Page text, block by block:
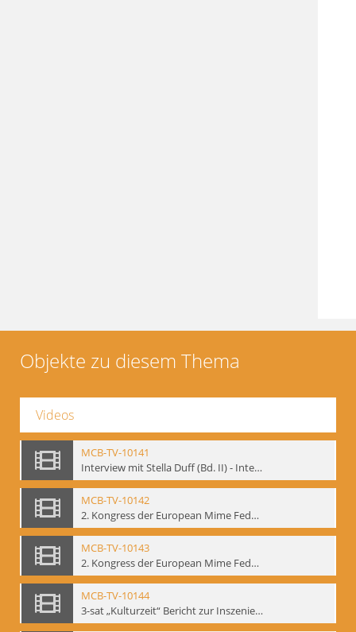
Objekte zu diesem Thema
Videos
MCB-TV-10141
Interview mit Stella Duff (Bd. II) - Interne Signatur: BM-vid-58
MCB-TV-10142
2. Kongress der European Mime Federation: „Rekonstruktion/Innovation“, Berlin Mai 1993 - Interne Signatur: BM-vid-59
MCB-TV-10143
2. Kongress der European Mime Federation: „Rekonstruktion/Innovation“, Berlin Mai 1993. Dokumentation der Konferenzaktivitäten - Interne Signatur: BM-vid-70
MCB-TV-10144
3-sat „Kulturzeit“ Bericht zur Inszenierung „Mann ist Mann“ von Thomas Ostermeier und Gennadij Bogdanow - Interne Signatur: BM-vid-80